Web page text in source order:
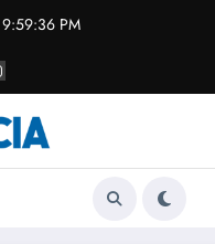
9:59:36 PM